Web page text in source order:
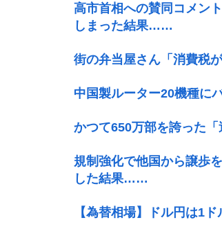
高市首相への賛同コメン
しまった結果……
街の弁当屋さん「消費税
中国製ルーター20機種に
かつて650万部を誇った
規制強化で他国から譲歩
した結果……
【為替相場】ドル円は1